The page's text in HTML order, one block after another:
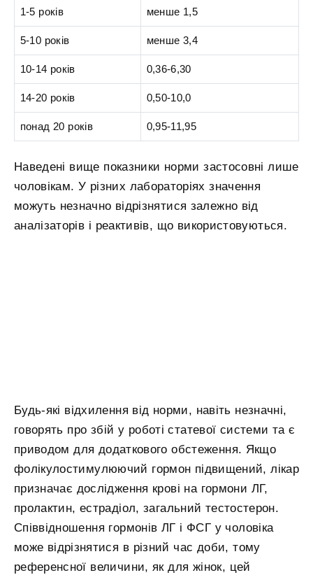
1-5 років менше 1,5
5-10 років менше 3,4
10-14 років 0,36-6,30
14-20 років 0,50-10,0
понад 20 років 0,95-11,95
Наведені вище показники норми застосовні лише
чоловікам. У різних лабораторіях значення
можуть незначно відрізнятися залежно від
аналізаторів і реактивів, що використовуються.
Будь-які відхилення від норми, навіть незначні,
говорять про збій у роботі статевої системи та є
приводом для додаткового обстеження. Якщо
фолікулостимулюючий гормон підвищений, лікар
призначає дослідження крові на гормони ЛГ,
пролактин, естрадіол, загальний тестостерон.
Співвідношення гормонів ЛГ і ФСГ у чоловіка
може відрізнятися в різний час доби, тому
референсної величини, як для жінок, цей